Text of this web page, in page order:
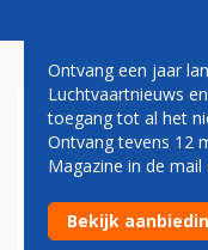
JORIS
Tekort aan
Nederlandse
Ontvang een jaar
Luchtvaartnieuws
toegang tot al het
Ontvang tevens 12
Magazine in de
Bekijk